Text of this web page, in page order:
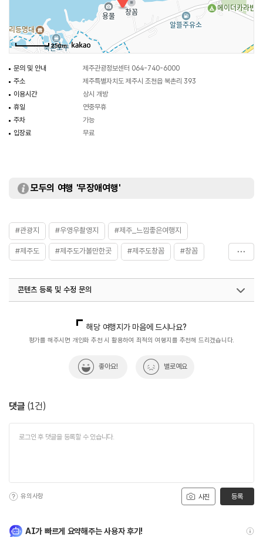
바위는 보통 바위와는 조금 다르게 한가운데 동그랗게 구멍이 뚫려있다. 그
구멍으로는 그림 같은 제주 바다가 보인다. 제주 특유의 푸르고 아름다운 풍경이
유독 돋보이는 명소라 기념사진을 찍으러 온 많은 여행객을 찾아볼 수 있다.
창꼼바위 앞에서 바다를 배경 삼아 사진 한 장 남겨보는 것을 추천한다.
250m
문의 및 안내
제주관광정보센터 064-740-6000
주소
제주특별자치도 제주시 조천읍 북촌리 393
이용시간
상시 개방
휴일
연중무휴
주차
가능
입장료
무료
모두의 여행 '무장애여행'
#관광지 #우영우촬영지 #제주_느낌좋은여행지
#제주도 #제주도가볼만한곳 #제주도창꼼 #창꼼
콘텐츠 등록 및 수정 문의
해당 여행지가 마음에 드시나요?
평가를 해주시면 개인화 추천 시 활용하여 최적의 여행지를 추천해 드리겠습니다.
좋아요! 별로예요
댓글 (1건)
사진
유의사항 등록
AI가 빠르게 요약해주는 사용자 후기!